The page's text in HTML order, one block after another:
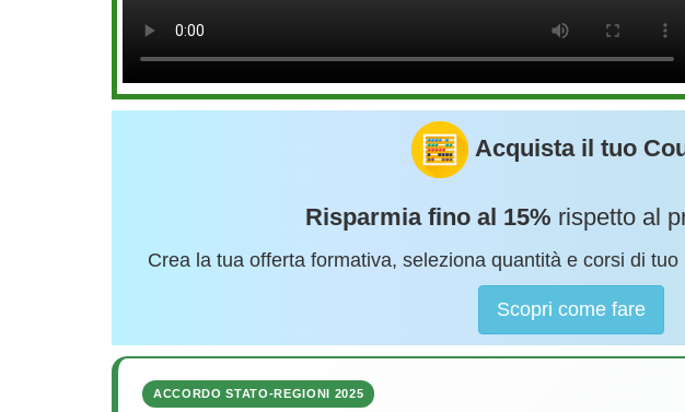
Acquista il tuo
Risparmia fino al 15% rispetto al
Crea la tua offerta formativa, seleziona quantità e corsi di tuo
Scopri come fare
ACCORDO STATO-REGIONI 2025